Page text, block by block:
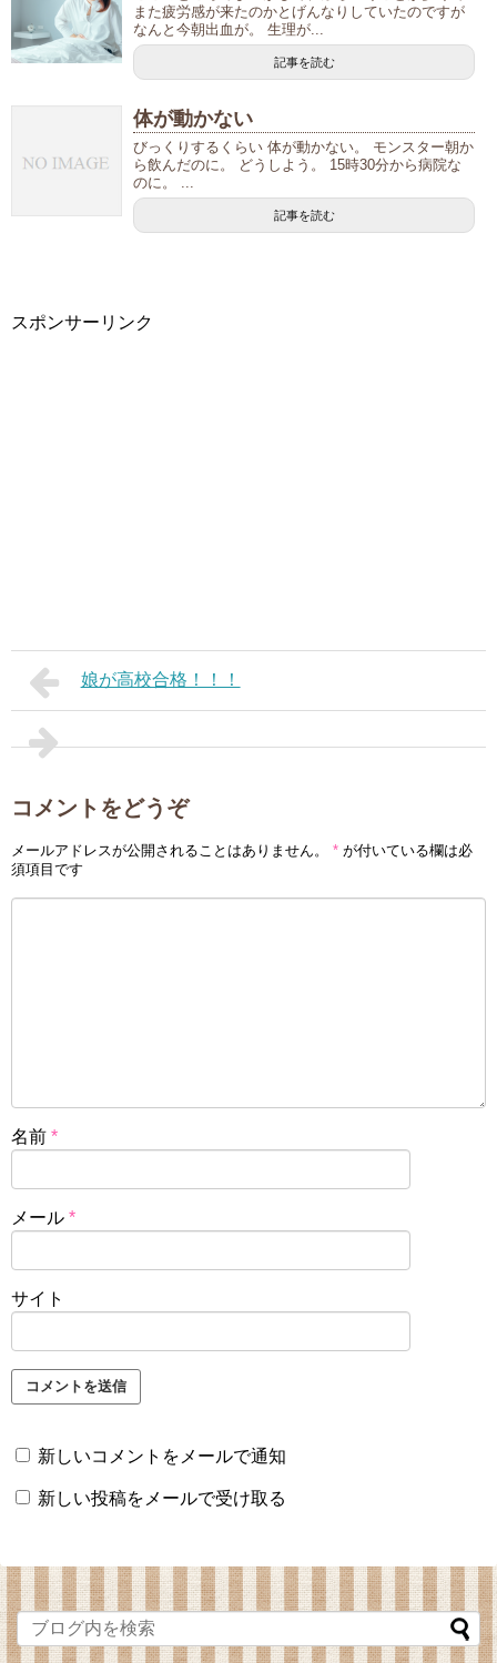
また疲労感が来たのかとげんなりしていたのですが
なんと今朝出血が。 生理が...
記事を読む
体が動かない
びっくりするくらい 体が動かない。 モンスター朝か
ら飲んだのに。 どうしよう。 15時30分から病院な
のに。 ...
記事を読む
スポンサーリンク
娘が高校合格！！！
コメントをどうぞ
メールアドレスが公開されることはありません。 * が付いている欄は必
須項目です
名前 *
メール *
サイト
新しいコメントをメールで通知
新しい投稿をメールで受け取る